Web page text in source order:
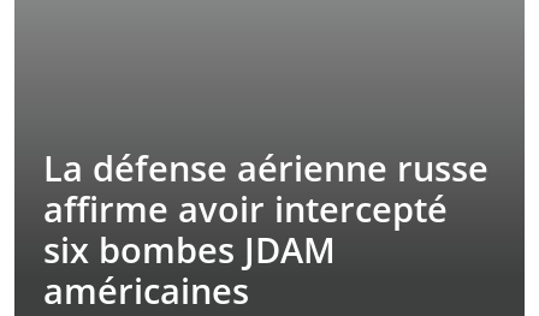
La défense aérienne russe
affirme avoir intercepté
six bombes JDAM
américaines